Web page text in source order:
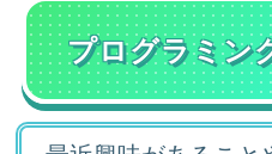
プログラミン